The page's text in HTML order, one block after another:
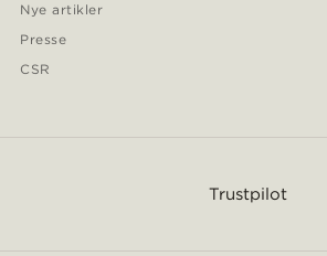
Nye artikler
Presse
CSR
Trustpilot